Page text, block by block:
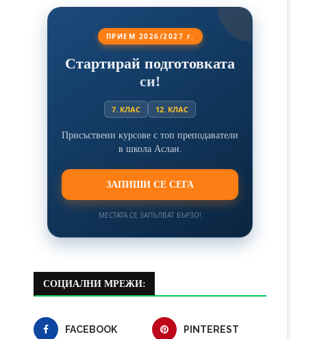
ПРИЕМ 2026/2027 г.
Стартирай подготовката
си!
7. КЛАС 12. КЛАС
Присъствени курсове с топ преподаватели
в школа Аслан.
ЗАПИШИ СЕ СЕГА
МЕСТАТА СЕ ЗАПЪЛВАТ БЪРЗО!
СОЦИАЛНИ МРЕЖИ:
FACEBOOK PINTEREST